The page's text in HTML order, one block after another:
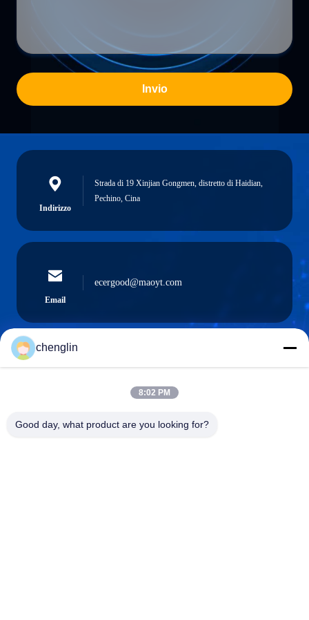
Invio
Indirizzo
Strada di 19 Xinjian Gongmen, distretto di Haidian,
Pechino, Cina
Email
ecergood@maoyt.com
chenglin
8:02 PM
Good day, what product are you looking for?